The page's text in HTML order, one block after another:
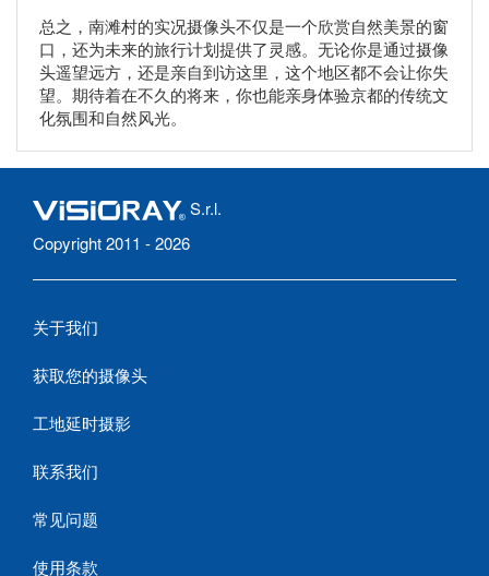
总之，南滩村的实况摄像头不仅是一个欣赏自然美景的窗
口，还为未来的旅行计划提供了灵感。无论你是通过摄像
头遥望远方，还是亲自到访这里，这个地区都不会让你失
望。期待着在不久的将来，你也能亲身体验京都的传统文
化氛围和自然风光。
S.r.l.
Copyright 2011 - 2026
关于我们
获取您的摄像头
工地延时摄影
联系我们
常见问题
使用条款